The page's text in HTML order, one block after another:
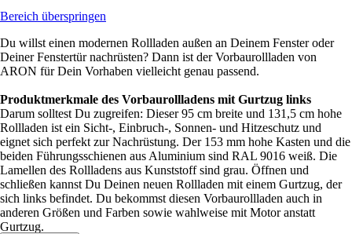
Bereich überspringen
Du willst einen modernen Rollladen außen an Deinem Fenster oder
Deiner Fenstertür nachrüsten? Dann ist der Vorbaurollladen von
ARON für Dein Vorhaben vielleicht genau passend.
Produktmerkmale des Vorbaurollladens mit Gurtzug links
Darum solltest Du zugreifen: Dieser 95 cm breite und 131,5 cm hohe
Rollladen ist ein Sicht-, Einbruch-, Sonnen- und Hitzeschutz und
eignet sich perfekt zur Nachrüstung. Der 153 mm hohe Kasten und die
beiden Führungsschienen aus Aluminium sind RAL 9016 weiß. Die
Lamellen des Rollladens aus Kunststoff sind grau. Öffnen und
schließen kannst Du Deinen neuen Rollladen mit einem Gurtzug, der
sich links befindet. Du bekommst diesen Vorbaurollladen auch in
anderen Größen und Farben sowie wahlweise mit Motor anstatt
Gurtzug.